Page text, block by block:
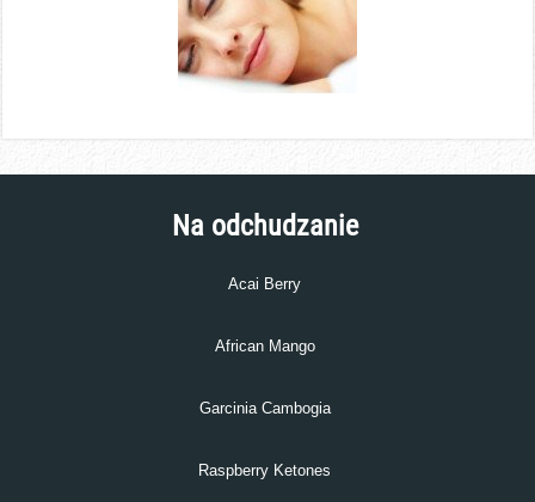
Na odchudzanie
Acai Berry
African Mango
Garcinia Cambogia
Raspberry Ketones